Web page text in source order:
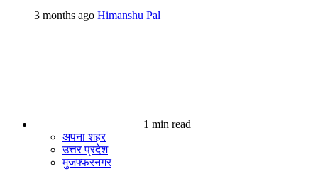
3 months ago Himanshu Pal
1 min read
अपना शहर
उत्तर प्रदेश
मुजफ्फरनगर